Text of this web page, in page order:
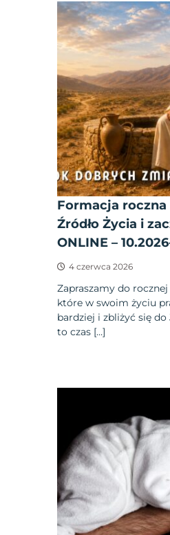
Formacja roczna
Źródło Życia i
ONLINE –
4 czerwca 2026
Zapraszamy do
które w swoim życiu
bardziej i zbliżyć się do
to czas […]